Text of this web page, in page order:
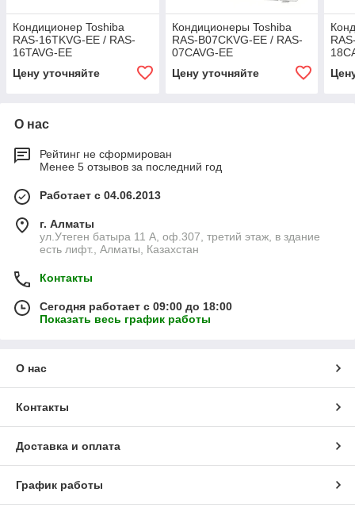
Кондиционер Toshiba
RAS-16TKVG-EE / RAS-
16TAVG-EE
Цену уточняйте
Кондиционеры Toshiba
RAS-B07CKVG-EE / RAS-
07CAVG-EE
Цену уточняйте
О нас
Рейтинг не сформирован
Менее 5 отзывов за последний год
Работает с 04.06.2013
г. Алматы
ул.Утеген батыра 11 А, оф.307, третий этаж, в здание
есть лифт., Алматы, Казахстан
Контакты
Сегодня работает с 09:00 до 18:00
Показать весь график работы
О нас
Контакты
Доставка и оплата
График работы